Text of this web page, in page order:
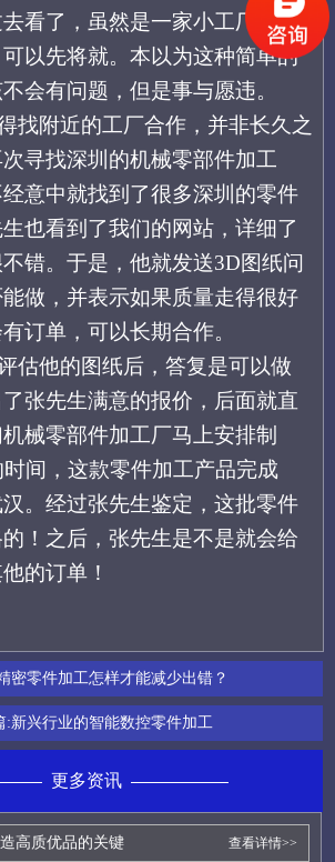
看了，虽然是一家小工厂，还
以先将就。本以为这种简单的
会有问题，但是事与愿违。
找附近的工厂合作， 并非长久之
寻找深圳 的机械零部件加工
意中就找到了很多深圳的零件
也看到了我们的网站，详细了
错。于是，他就发送3D图纸问
做，并表示如果质量走得很好
订单，可以长期合作。
估他的图纸后，答复是可以做
张先生满意的报价， 后面就直
械零部件加工厂马上安排制
间， 这款零件加工产品完成
。经过张先生鉴定，这批零件
！之后， 张先生是不是就会给
的订单！
密零件加工怎样才能减少出错？
:新兴行业的智能数控零件加工
更多资讯
高质优品的关键 查看详情>>